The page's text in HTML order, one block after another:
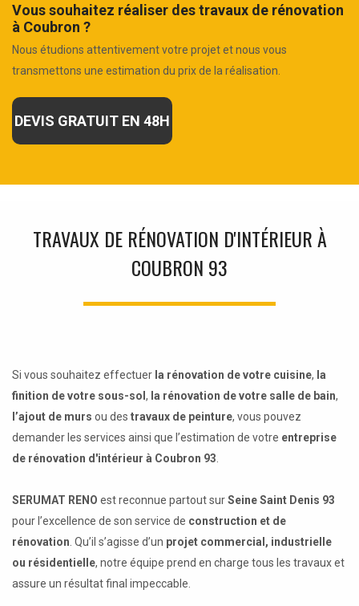
Vous souhaitez réaliser des travaux de rénovation
à Coubron ?
Nous étudions attentivement votre projet et nous vous
transmettons une estimation du prix de la réalisation.
DEVIS GRATUIT EN 48H
TRAVAUX DE RÉNOVATION D'INTÉRIEUR À
COUBRON 93
Si vous souhaitez effectuer la rénovation de votre cuisine, la
finition de votre sous-sol , la rénovation de votre salle de bain,
l’ajout de murs ou des travaux de peinture, vous pouvez
demander les services ainsi que l’estimation de votre entreprise
de rénovation d'intérieur à Coubron 93
SERUMAT RENO est reconnue partout surSeine Saint Denis 93
pour l’excellence de son service de construction et de
rénovation . Qu’il s’agisse d’un projet commercial, industrielle
ou résidentielle, notre équipe prend en charge tous les travaux et
assure un résultat final impeccable.